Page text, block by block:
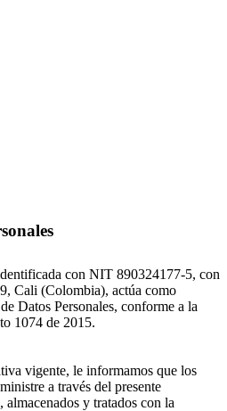
con NIT 890324177-5, con
Cali (Colombia), actúa como
Datos Personales, conforme a la
1074 de 2015.
vigente, le informamos que los
a través del presente
y tratados con la